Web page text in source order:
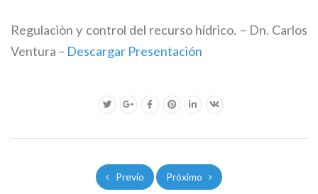
Regulaciòn y control del recurso hídrico. – Dn. Carlos
Ventura – Descargar Presentación
Previo Próximo